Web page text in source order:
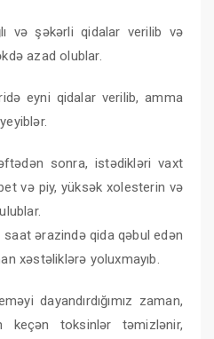
və şəkərli qidalar verilib və
azad olublar.
eyni qidalar verilib, amma
sonra, istədikləri vaxt
və piy, yüksək xolesterin və
ərazində qida qəbul edən
xəstəliklərə yoluxmayıb.
dayandırdığımız zaman,
toksinlər təmizlənir,